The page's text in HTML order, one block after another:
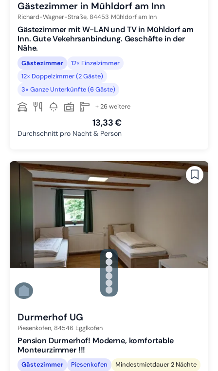
Gästezimmer in Mühldorf am Inn
Richard-Wagner-Straße, 84453 Mühldorf am Inn
Gästezimmer mit W-LAN und TV in Mühldorf am
Inn. Gute Vekehrsanbindung. Geschäfte in der
Nähe.
Gästezimmer
12× Einzelzimmer
12× Doppelzimmer (2 Gäste)
3× Ganze Unterkünfte (6 Gäste)
+ 26 weitere
13,33 €
Durchschnitt pro Nacht & Person
gallery.slide_selector
Zu Slide 1 wechseln
Zu Slide 2 wechseln
Zu Slide 3 wechseln
Zu Slide 4 wechseln
Zu Slide 5 wechseln
Zu Slide 6 wechseln
Durmerhof UG
Piesenkofen, 84546 Egglkofen
Pension Durmerhof! Moderne, komfortable
Monteurzimmer !!!
Gästezimmer Piesenkofen
Mindestmietdauer 2 Nächte